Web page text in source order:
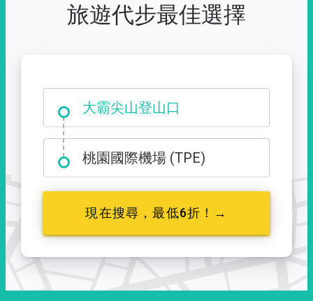
旅遊代步最佳選擇
台中市西屯區福星路 427 號
大霸尖山登山口
桃園國際機場 (TPE)
現在搜尋，最低6折！→